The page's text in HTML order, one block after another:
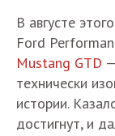
В августе
Ford
Mustang GTD
технически
истории.
достигнут, и